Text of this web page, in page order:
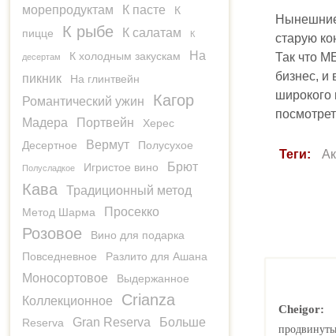
старую
Так что
бизнес, и
широкого
Теги:
Cheigor:
морепродуктам
К пасте
К
пицце
К рыбе К салатам К
десертам К холодным закускам
На
пикник
На глинтвейн
Романтический ужин Кагор
Мадера Портвейн
Херес
Десертное
Вермут Полусухое
Полусладкое Игристое вино Брют
Кава Традиционный метод
Метод Шарма Просекко
Розовое
Вино для подарка
Повседневное
Разлито для Ашана
Моносортовое Выдержанное
Коллекционное Crianza
Reserva Gran Reserva
Больше